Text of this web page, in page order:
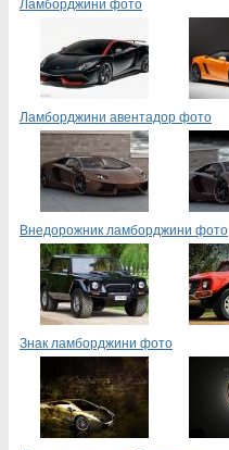
Ламборджини фото
Ламборджини авентадор фото
Внедорожник ламборджини фото
Знак ламборджини фото